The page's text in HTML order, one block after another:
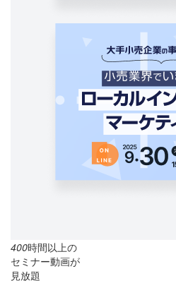
400時間以上の
セミナー動画が
見放題